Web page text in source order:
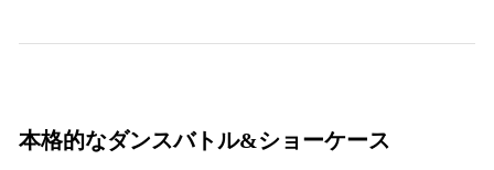
本格的なダンスバトル&ショーケース